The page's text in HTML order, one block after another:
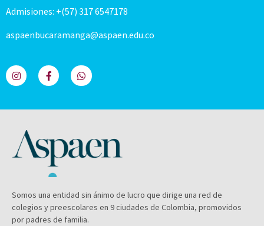
Admisiones: +(57) 317 6547178
aspaenbucaramanga@aspaen.edu.co
Somos una entidad sin ánimo de lucro que dirige una red de
colegios y preescolares en 9 ciudades de Colombia, promovidos
por padres de familia.